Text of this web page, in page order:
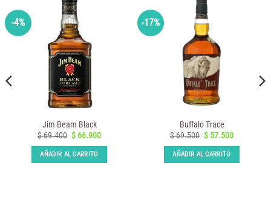
-4%
Jim Beam Black
$69.400 El
original
era:
$ 69.400.
$ 66.900El
$ 66.900.
AÑADIR AL CARRITO
-17%
Buffalo Trace
$69.500 El
original
era:
$ 69.500.
$ 57.500El
$ 57.500.
AÑADIR AL CARRITO